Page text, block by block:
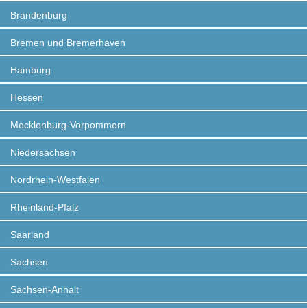
Brandenburg
Bremen und Bremerhaven
Hamburg
Hessen
Mecklenburg-Vorpommern
Niedersachsen
Nordrhein-Westfalen
Rheinland-Pfalz
Saarland
Sachsen
Sachsen-Anhalt